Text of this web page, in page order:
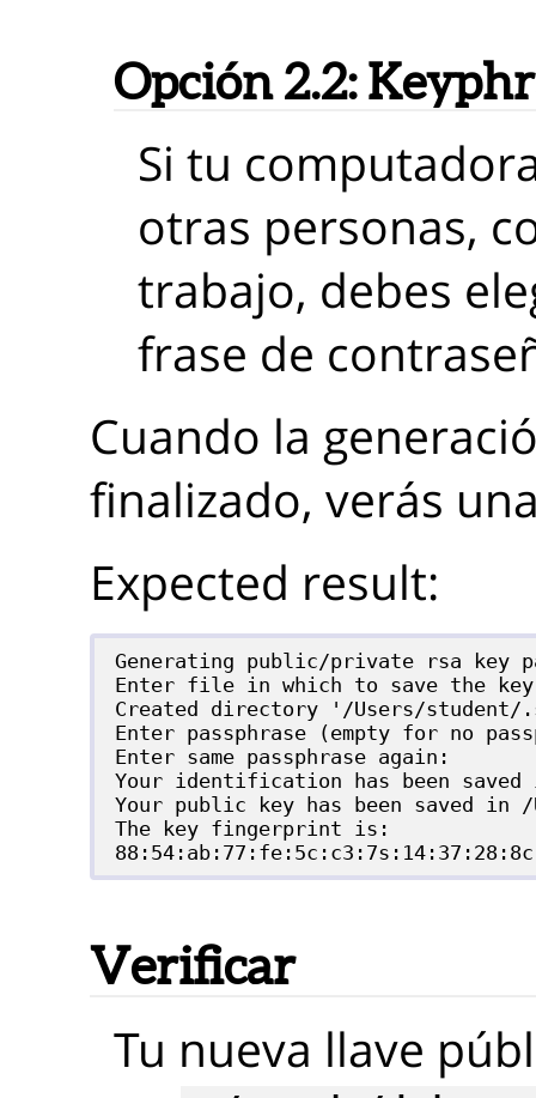
Opción 2.2:
Si tu
otras personas,
trabajo, debes
frase de
Cuando la
finalizado, verás
Expected result:
Generating public/private rsa key
Enter file in which to save the
Created directory '/Users/student/
Enter passphrase (empty for no
Enter same passphrase again:
Your identification has been
Your public key has been saved in
The key fingerprint is:
Verificar
Tu nueva llave